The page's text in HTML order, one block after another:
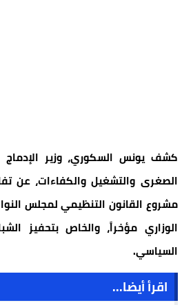
كشف يونس السكوري، وزير الإدماج
الصغرى والتشغيل والكفاءات،
مشروع القانون التنظيمي لمجلس
الوزاري مؤخراً، والخاص بتحفيز
السياسي.
اقرأ أيضا...